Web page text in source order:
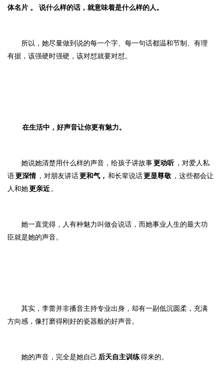
体名片 。 说什么样的话，就意味着是什么样的人。
所以，她尽量做到说的每一个字、每一句话都温和节制、有理
有据，该强硬时强硬，该对怼就要对怼。
在生活中，好声音让你更有魅力。
她说她清楚用什么样的声音，给孩子讲故事更动听 ，对爱人私
语更深情 ，对朋友讲话更和气， 和长辈说话更显尊敬 ，这些都会让
人和她更亲近 。
她一直觉得，人有种魅力叫做会说话，而她事业人生的最大功
臣就是她的声音。
其实，李蕾并非播音主持专业出身，却有一副低沉圆柔，充满
方向感，像打磨得刚好的瓷器般的好声音。
她的声音，完全是她自己 后天自主训练得来的。